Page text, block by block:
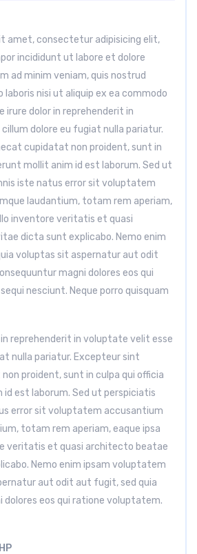
amet, consectetur adipisicing elit,
incididunt ut labore et dolore
ad minim veniam, quis nostrud
nisi ut aliquip ex ea commodo
irure dolor in reprehenderit in
dolore eu fugiat nulla pariatur.
cupidatat non proident, sunt in
mollit anim id est laborum. Sed ut
iste natus error sit voluptatem
laudantium, totam rem aperiam,
inventore veritatis et quasi
dicta sunt explicabo. Nemo enim
voluptas sit aspernatur aut odit
magni dolores eos qui
nesciunt. Neque porro quisquam
in reprehenderit in voluptate velit esse
nulla pariatur. Excepteur sint
proident, sunt in culpa qui officia
est laborum. Sed ut perspiciatis
error sit voluptatem accusantium
totam rem aperiam, eaque ipsa
veritatis et quasi architecto beatae
Nemo enim ipsam voluptatem
aut odit aut fugit, sed quia
dolores eos qui ratione voluptatem.